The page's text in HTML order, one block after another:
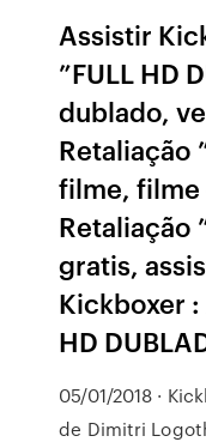
Assistir
”FULL HD
dublado,
Retaliação
filme, filme
Retaliação
gratis,
Kickboxer :
HD
05/01/2018 ·
de Dimitri